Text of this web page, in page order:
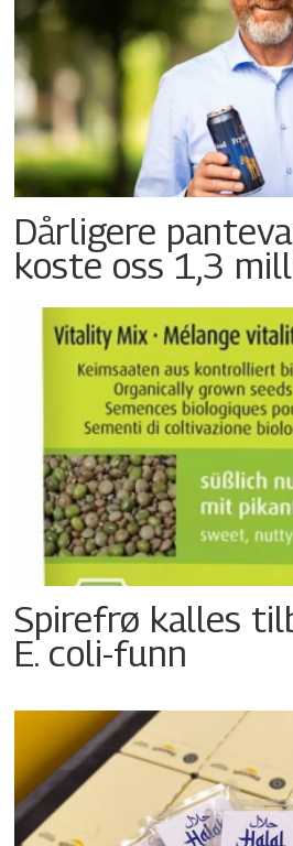
Dårligere
koste oss 1,3
Spirefrø kalles
E. coli-funn